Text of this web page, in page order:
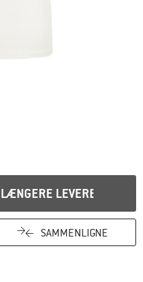
LEVERES
SAMMENLIGNE